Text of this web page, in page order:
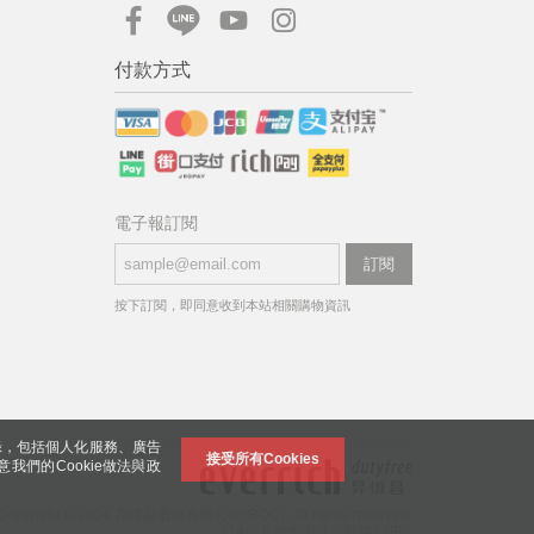
包括個人化服務、廣告
我們的Cookie做法與政
接受所有Cookies
付款方式
電子報訂閱
訂閱
按下訂閱，即同意收到本站相關購物資訊